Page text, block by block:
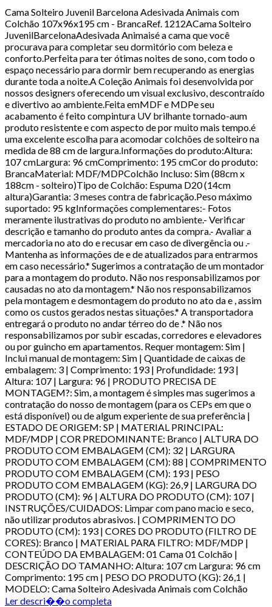
Cama Solteiro Juvenil Barcelona Adesivada Animais com
Colchão 107x96x195 cm - BrancaRef. 1212ACama Solteiro
JuvenilBarcelonaAdesivada Animaisé a cama que você
procurava para completar seu dormitório com beleza e
conforto.Perfeita para ter ótimas noites de sono, com todo o
espaço necessário para dormir bem recuperando as energias
durante toda a noite.A Coleção Animais foi desenvolvida por
nossos designers oferecendo um visual exclusivo, descontraído
e divertivo ao ambiente.Feita emMDF e MDPe seu
acabamento é feito compintura UV brilhante tornado-aum
produto resistente e com aspecto de por muito mais tempo.é
uma excelente escolha para acomodar colchões de solteiro na
medida de 88 cm de largura.Informações do produto:Altura:
107 cmLargura: 96 cmComprimento: 195 cmCor do produto:
BrancaMaterial: MDF/MDPColchão Incluso: Sim (88cm x
188cm - solteiro)Tipo de Colchão: Espuma D20 (14cm
altura)Garantia: 3 meses contra de fabricação.Peso máximo
suportado: 95 kgInformações complementares:- Fotos
meramente ilustrativas do produto no ambiente.- Verificar
descrição e tamanho do produto antes da compra.- Avaliar a
mercadoria no ato do e recusar em caso de divergência ou .-
Mantenha as informações de e de atualizados para entrarmos
em caso necessário.* Sugerimos a contratação de um montador
para a montagem do produto. Não nos responsabilizamos por
causadas no ato da montagem.* Não nos responsabilizamos
pela montagem e desmontagem do produto no ato da e , assim
como os custos gerados nestas situações.* A transportadora
entregará o produto no andar térreo do de .* Não nos
responsabilizamos por subir escadas, corredores e elevadores
ou por guincho em apartamentos. Requer montagem: Sim |
Inclui manual de montagem: Sim | Quantidade de caixas de
embalagem: 3 | Comprimento: 193 | Profundidade: 193 |
Altura: 107 | Largura: 96 | PRODUTO PRECISA DE
MONTAGEM?: Sim, a montagem é simples mas sugerimos a
contratação do nosso de montagem (para os CEPs em que o
está disponível) ou de algum experiente de sua preferência |
ESTADO DE ORIGEM: SP | MATERIAL PRINCIPAL:
MDF/MDP | COR PREDOMINANTE: Branco | ALTURA DO
PRODUTO COM EMBALAGEM (CM): 32 | LARGURA
PRODUTO COM EMBALAGEM (CM): 88 | COMPRIMENTO
PRODUTO COM EMBALAGEM (CM): 193 | PESO
PRODUTO COM EMBALAGEM (KG): 26,9 | LARGURA DO
PRODUTO (CM): 96 | ALTURA DO PRODUTO (CM): 107 |
INSTRUÇÕES/CUIDADOS: Limpar com pano macio e seco,
não utilizar produtos abrasivos. | COMPRIMENTO DO
PRODUTO (CM): 193 | CORES DO PRODUTO (FILTRO DE
CORES): Branco | MATERIAL PARA FILTRO: MDF/MDP |
CONTEÚDO DA EMBALAGEM: 01 Cama 01 Colchão |
DESCRIÇÃO DO TAMANHO: Altura: 107 cm Largura: 96 cm
Comprimento: 195 cm | PESO DO PRODUTO (KG): 26,1 |
MODELO: Cama Solteiro Adesivada Animais com Colchão
Ler descri��o completa